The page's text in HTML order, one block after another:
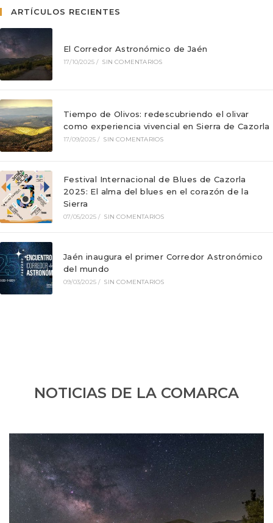
ARTÍCULOS RECIENTES
El Corredor Astronómico de Jaén
17/10/2025 / SIN COMENTARIOS
Tiempo de Olivos: redescubriendo el olivar
como experiencia vivencial en Sierra de Cazorla
17/09/2025 / SIN COMENTARIOS
Festival Internacional de Blues de Cazorla
2025: El alma del blues en el corazón de la
Sierra
07/05/2025 / SIN COMENTARIOS
Jaén inaugura el primer Corredor Astronómico
del mundo
09/03/2025 / SIN COMENTARIOS
NOTICIAS DE LA COMARCA